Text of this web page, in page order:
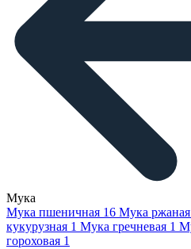
Мука
Мука пшеничная 16 Мука ржаная
кукурузная 1 Мука гречневая 1
гороховая 1